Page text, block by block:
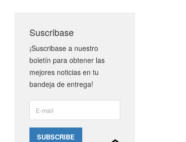
Suscribase
¡Suscribase a nuestro
boletín para obtener las
mejores noticias en tu
bandeja de entrega!